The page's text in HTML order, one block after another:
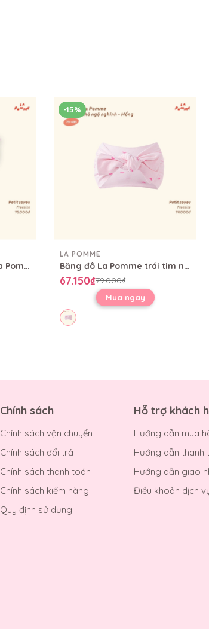
Set bao tay bao chân La Pomme trái tim nhỏ ngộ nghĩnh
-15%
LA POMME
Băng đô La Pomme trái tim nhỏ ngộ nghĩnh
67.150₫79.000₫
Mua ngay
Chính sách
Chính sách vận chuyển
Chính sách đổi trả
Chính sách thanh toán
Chính sách kiểm hàng
Quy định sử dụng
Hỗ trợ khách
Hướng dẫn mua
Hướng dẫn thanh
Hướng dẫn giao
Điều khoản dịch